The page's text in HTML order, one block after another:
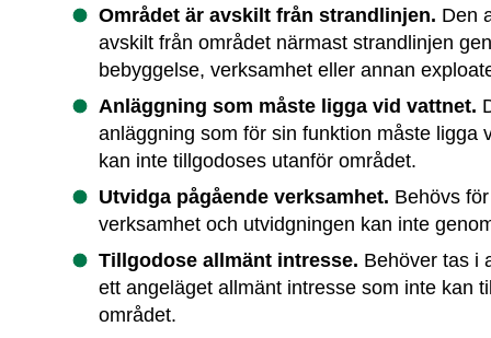
Området är avskilt från strandlinjen. Den
avskilt från området närmast strandlinjen
bebyggelse, verksamhet eller annan
Anläggning som måste ligga vid vattnet.
anläggning som för sin funktion måste ligga
kan inte tillgodoses utanför området.
Utvidga pågående verksamhet. Behövs
verksamhet och utvidgningen kan inte
Tillgodose allmänt intresse. Behöver tas i
ett angeläget allmänt intresse som inte kan
området.